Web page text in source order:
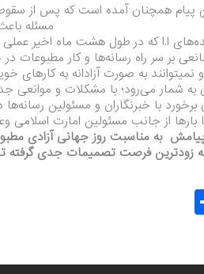
همچنان آمده است که پس از سقوط
مسئله
ا.ا که در طول هشت ماه اخیر
بر سر راه رسانه‌ها و کار مطبوعات
به صورت آزادانه به
به شمار می‌رود؛ با مشکلات و موانعی
برخورد با خبرنگاران و مسئولین
از جانب مسئولین امارت اسلامی
پیامش به مناسبت روز جهانی آزادی
زودترین فرصت تصمیمات جدی گرفته تا